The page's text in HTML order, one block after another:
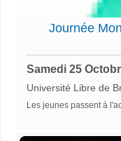
Journée
Samedi 25
Université Libre de
Les jeunes passent à